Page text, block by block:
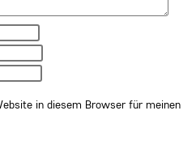
in diesem Browser für meinen